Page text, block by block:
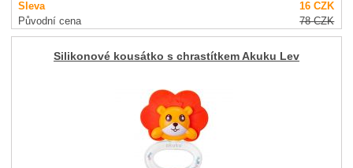
Sleva 16CZK
Původní cena
78CZK
Silikonové kousátko s chrastítkem Akuku Lev